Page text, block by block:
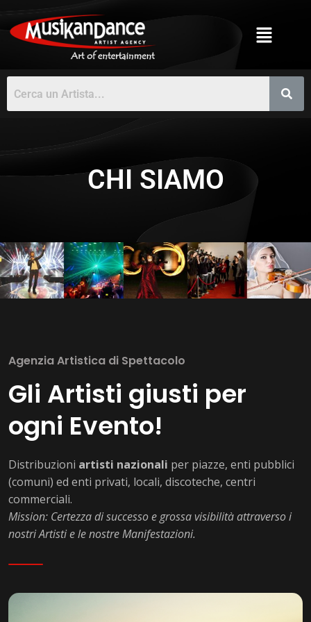
CHI SIAMO
Agenzia Artistica di Spettacolo
Gli Artisti giusti per
ogni Evento!
Distribuzioni artisti nazionali per piazze, enti pubblici
(comuni) ed enti privati, locali, discoteche, centri
commerciali.
Mission: Certezza di successo e grossa visibilità attraverso i
nostri Artisti e le nostre Manifestazioni.